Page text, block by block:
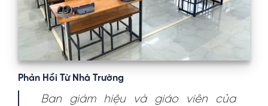
Phản Hồi Từ Nhà Trường
Ban giám hiệu và giáo viên của